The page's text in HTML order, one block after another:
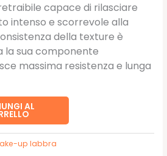
capace di rilasciare
intenso e scorrevole alla
della texture è
la sua componente
massima resistenza e lunga
AL
up labbra